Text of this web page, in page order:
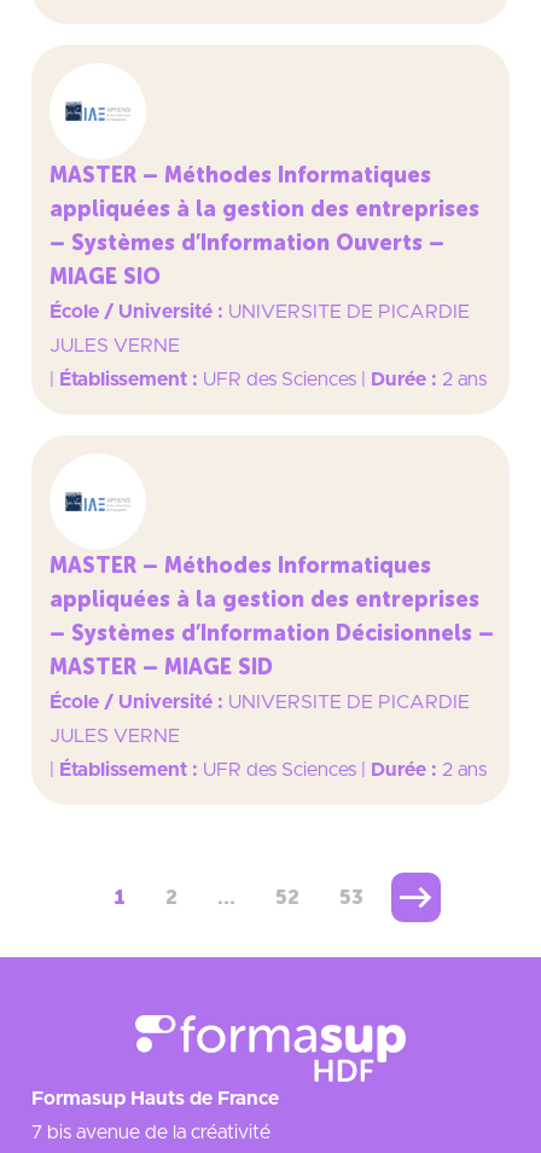
MASTER – Méthodes Informatiques
appliquées à la gestion des entreprises
– Systèmes d’Information Ouverts –
MIAGE SIO
École / Université : UNIVERSITE DE PICARDIE
JULES VERNE
Établissement : UFR des Sciences Durée : 2 ans
MASTER – Méthodes Informatiques
appliquées à la gestion des entreprises
– Systèmes d’Information Décisionnels –
MASTER – MIAGE SID
École / Université : UNIVERSITE DE PICARDIE
JULES VERNE
Établissement : UFR des Sciences Durée : 2 ans
1 2 … 52 53
Formasup Hauts de France
7 bis avenue de la créativité